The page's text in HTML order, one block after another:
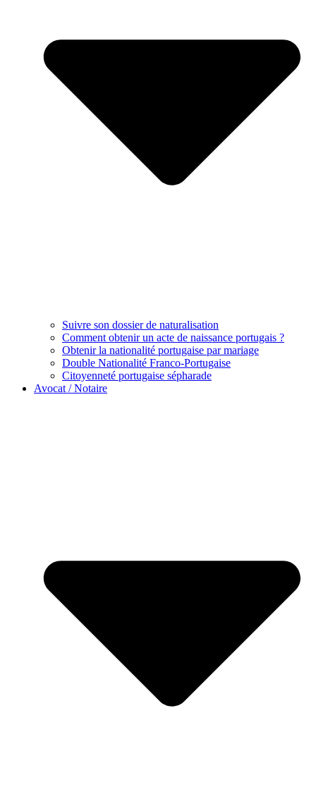
Suivre son dossier de naturalisation
Comment obtenir un acte de naissance portugais ?
Obtenir la nationalité portugaise par mariage
Double Nationalité Franco-Portugaise
Citoyenneté portugaise sépharade
Avocat / Notaire